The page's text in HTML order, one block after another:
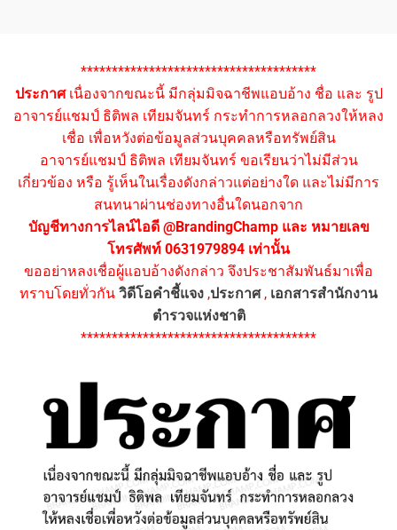
**************************************
ประกาศเนื่องจากขณะนี้ มีกลุ่มมิจฉาชีพแอบอ้าง ชื่อ และ รูป
อาจารย์แชมป์ ธิติพล เทียมจันทร์ กระทำการหลอกลวงให้หลง
เชื่อ เพื่อหวังต่อข้อมูลส่วนบุคคลหรือทรัพย์สิน
อาจารย์แชมป์ ธิติพล เทียมจันทร์ ขอเรียนว่าไม่มีส่วน
เกี่ยวข้อง หรือ รู้เห็นในเรื่องดังกล่าวแต่อย่างใด และไม่มีการ
สนทนาผ่านช่องทางอื่นใดนอกจาก
บัญชีทางการไลน์ไอดี @BrandingChamp และ หมายเลข
โทรศัพท์ 0631979894 เท่านั้น
ขออย่าหลงเชื่อผู้แอบอ้างดังกล่าว จึงประชาสัมพันธ์มาเพื่อ
ทราบโดยทั่วกัน วิดีโอคำชี้แจง ,ประกาศ, เอกสารสำนักงาน
ตำรวจแห่งชาติ
**************************************